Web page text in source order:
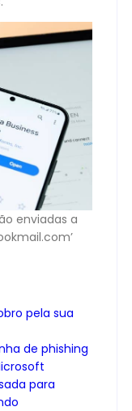
enviadas a
pela sua
de phishing
para